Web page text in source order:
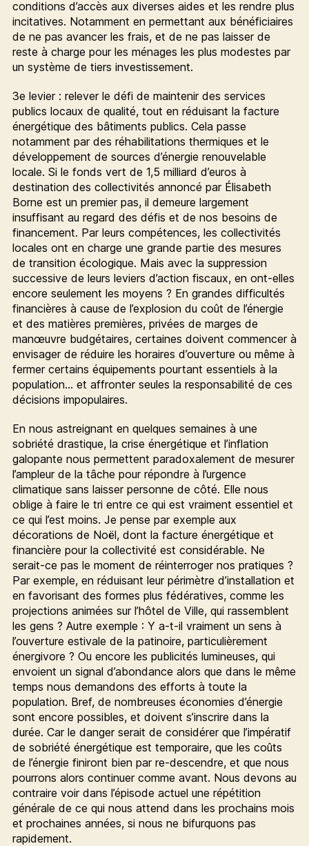
conditions d’accès aux diverses aides et les rendre plus
incitatives. Notamment en permettant aux bénéficiaires
de ne pas avancer les frais, et de ne pas laisser de
reste à charge pour les ménages les plus modestes par
un système de tiers investissement.
3e levier : relever le défi de maintenir des services
publics locaux de qualité, tout en réduisant la facture
énergétique des bâtiments publics. Cela passe
notamment par des réhabilitations thermiques et le
développement de sources d’énergie renouvelable
locale. Si le fonds vert de 1,5 milliard d’euros à
destination des collectivités annoncé par Élisabeth
Borne est un premier pas, il demeure largement
insuffisant au regard des défis et de nos besoins de
financement. Par leurs compétences, les collectivités
locales ont en charge une grande partie des mesures
de transition écologique. Mais avec la suppression
successive de leurs leviers d’action fiscaux, en ont-elles
encore seulement les moyens ? En grandes difficultés
financières à cause de l’explosion du coût de l’énergie
et des matières premières, privées de marges de
manœuvre budgétaires, certaines doivent commencer à
envisager de réduire les horaires d’ouverture ou même à
fermer certains équipements pourtant essentiels à la
population… et affronter seules la responsabilité de ces
décisions impopulaires.
En nous astreignant en quelques semaines à une
sobriété drastique, la crise énergétique et l’inflation
galopante nous permettent paradoxalement de mesurer
l’ampleur de la tâche pour répondre à l’urgence
climatique sans laisser personne de côté. Elle nous
oblige à faire le tri entre ce qui est vraiment essentiel et
ce qui l’est moins. Je pense par exemple aux
décorations de Noël, dont la facture énergétique et
financière pour la collectivité est considérable. Ne
serait-ce pas le moment de réinterroger nos pratiques ?
Par exemple, en réduisant leur périmètre d’installation et
en favorisant des formes plus fédératives, comme les
projections animées sur l’hôtel de Ville, qui rassemblent
les gens ? Autre exemple : Y a-t-il vraiment un sens à
l’ouverture estivale de la patinoire, particulièrement
énergivore ? Ou encore les publicités lumineuses, qui
envoient un signal d’abondance alors que dans le même
temps nous demandons des efforts à toute la
population. Bref, de nombreuses économies d’énergie
sont encore possibles, et doivent s’inscrire dans la
durée. Car le danger serait de considérer que l’impératif
de sobriété énergétique est temporaire, que les coûts
de l’énergie finiront bien par re-descendre, et que nous
pourrons alors continuer comme avant. Nous devons au
contraire voir dans l’épisode actuel une répétition
générale de ce qui nous attend dans les prochains mois
et prochaines années, si nous ne bifurquons pas
rapidement.